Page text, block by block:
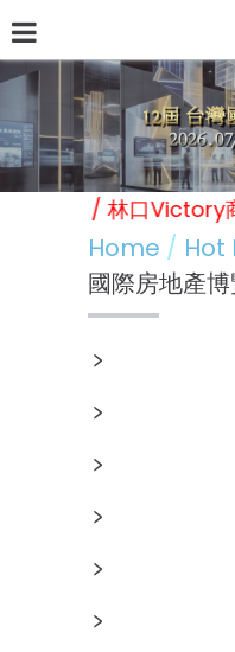
About Us Hot News
會議 / 林口
Home Hot
國際房地產
﹥
﹥
﹥
﹥
﹥
﹥